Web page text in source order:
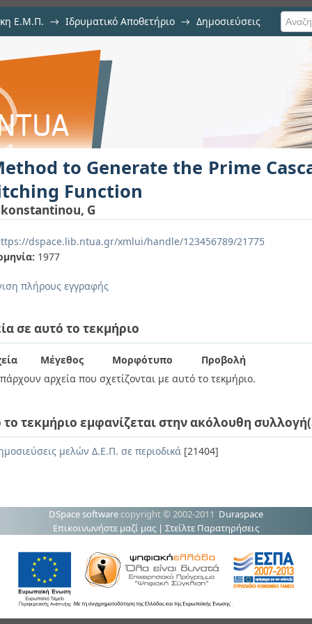
Ε.Μ.Π. → Ιδρυματικό Αποθετήριο → Δημοσιεύσεις
the Prime Cascades of
to Generate the Prime
Function
G
dspace.lib.ntua.gr/xmlui/handle/123456789/21775
1977
πλήρους εγγραφής
σε αυτό το τεκμήριο
Μέγεθος Μορφότυπο
Προβολή
αρχεία που σχετίζονται με αυτό το τεκμήριο.
το τεκμήριο εμφανίζεται στην ακόλουθη
μελών Δ.Ε.Π. σε περιοδικά [21404]
DSpace software copyright © 2002-2011 Duraspace
Επικοινωνήστε μαζί μας | Στείλτε Παρατηρήσεις